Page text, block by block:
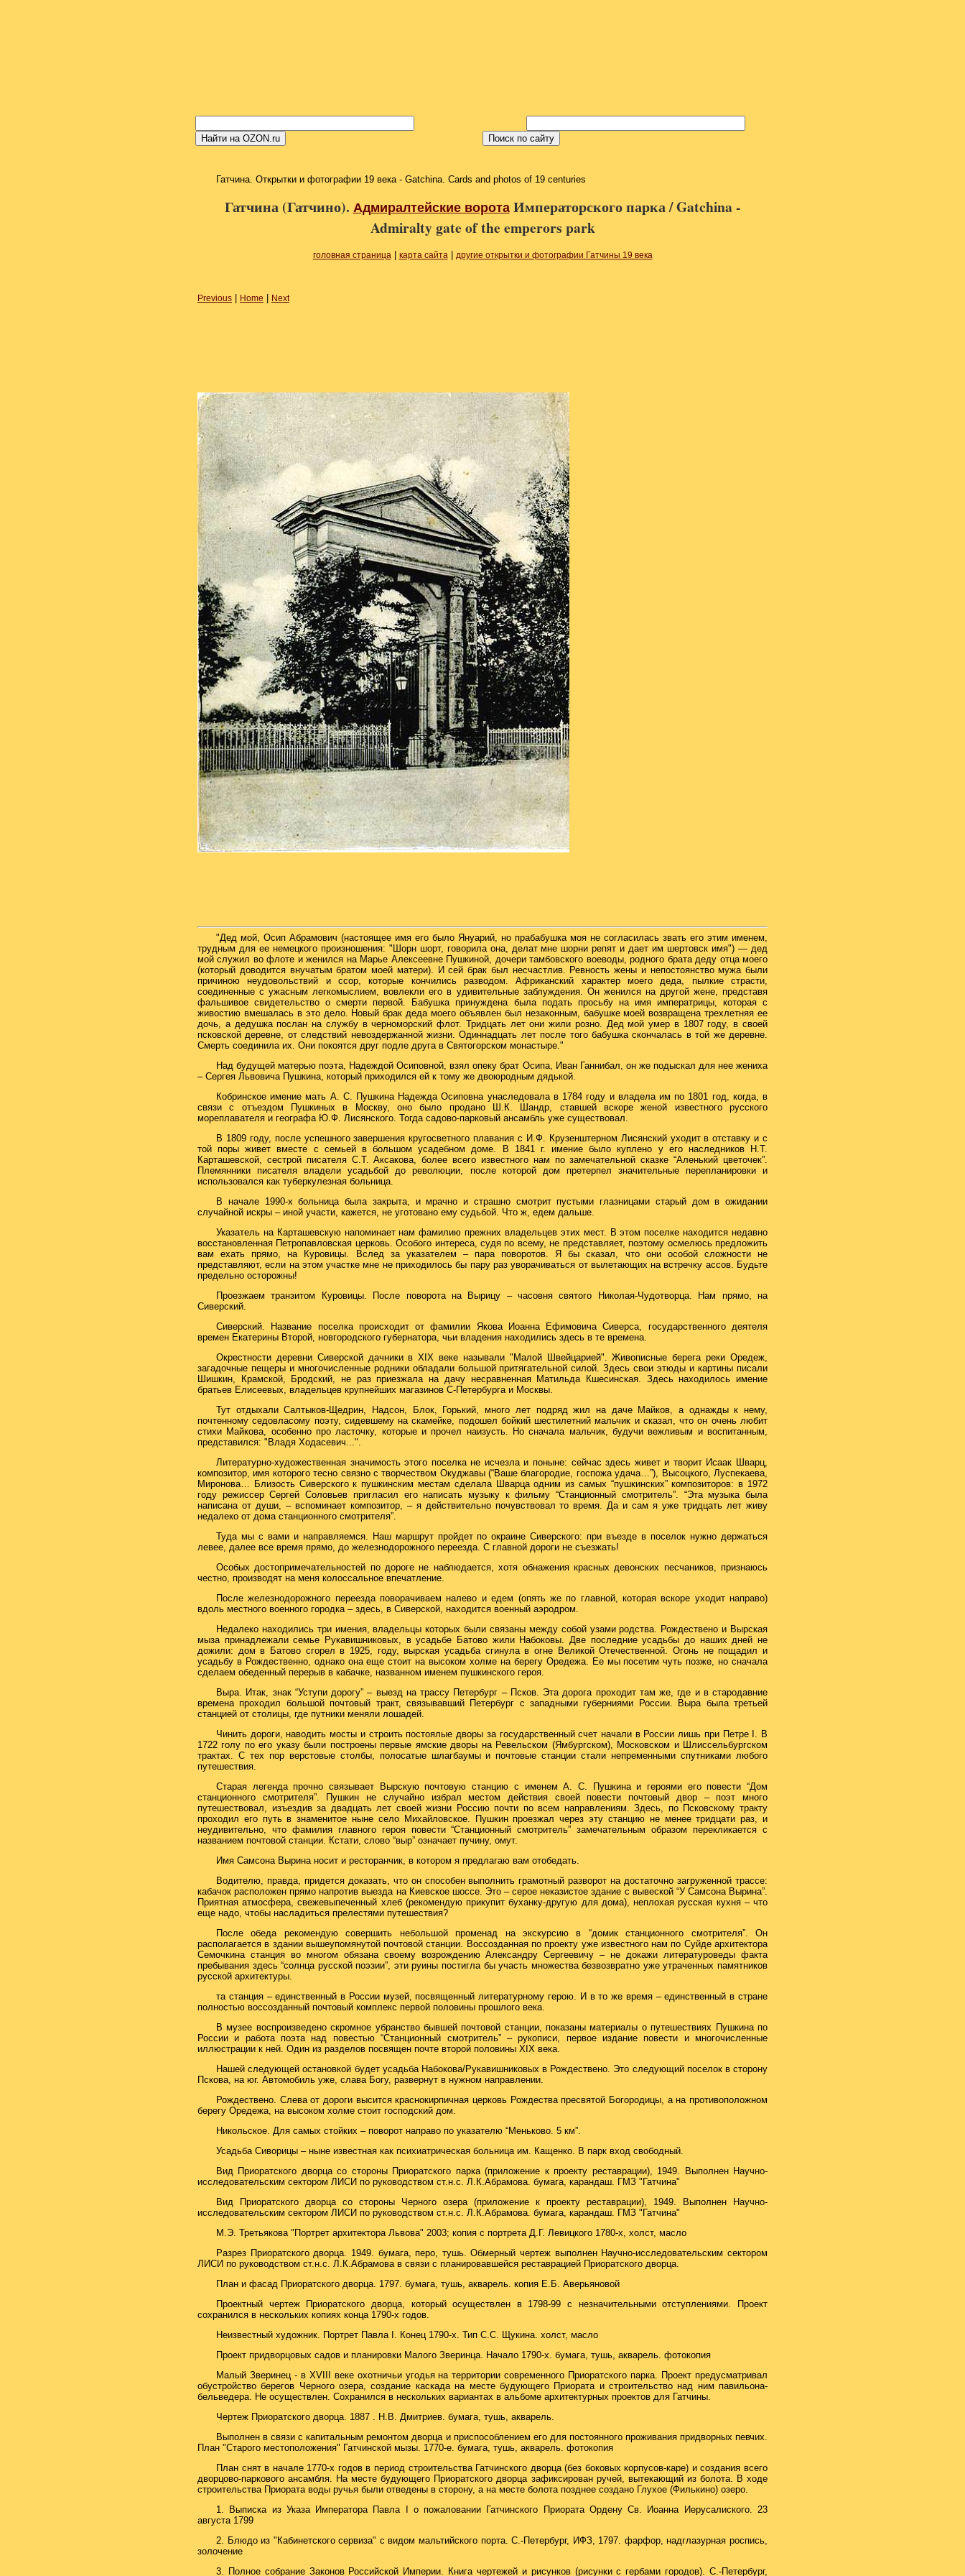
Гатчина. Открытки и фотографии 19 века - Gatchina. Cards and photos of 19 centuries
Гатчина (Гатчино). Адмиралтейские воротаИмператорского парка / Gatchina -
Admiralty gate of the emperors park
головная страница| карта сайта| другие открытки и фотографии Гатчины 19 века
Previous Home Next
"Дед мой, Осип Абрамович (настоящее имя его было Януарий, но прабабушка моя не согласилась звать его этим именем,
трудным для ее немецкого произношения: "Шорн шорт, говорила она, делат мне шорни репят и дает им шертовск имя") — дед
мой служил во флоте и женился на Марье Алексеевне Пушкиной, дочери тамбовского воеводы, родного брата деду отца моего
(который доводится внучатым братом моей матери). И сей брак был несчастлив. Ревность жены и непостоянство мужа были
причиною неудовольствий и ссор, которые кончились разводом. Африканский характер моего деда, пылкие страсти,
соединенные с ужасным легкомыслием, вовлекли его в удивительные заблуждения. Он женился на другой жене, представя
фальшивое свидетельство о смерти первой. Бабушка принуждена была подать просьбу на имя императрицы, которая с
живостию вмешалась в это дело. Новый брак деда моего объявлен был незаконным, бабушке моей возвращена трехлетняя ее
дочь, а дедушка послан на службу в черноморский флот. Тридцать лет они жили розно. Дед мой умер в 1807 году, в своей
псковской деревне, от следствий невоздержанной жизни. Одиннадцать лет после того бабушка скончалась в той же деревне.
Смерть соединила их. Они покоятся друг подле друга в Святогорском монастыре."
Над будущей матерью поэта, Надеждой Осиповной, взял опеку брат Осипа, Иван Ганнибал, он же подыскал для нее жениха
– Сергея Львовича Пушкина, который приходился ей к тому же двоюродным дядькой.
Кобринское имение мать А. С. Пушкина Надежда Осиповна унаследовала в 1784 году и владела им по 1801 год, когда, в
связи с отъездом Пушкиных в Москву, оно было продано Ш.К. Шандр, ставшей вскоре женой известного русского
мореплавателя и географа Ю.Ф. Лисянского. Тогда садово-парковый ансамбль уже существовал.
В 1809 году, после успешного завершения кругосветного плавания с И.Ф. Крузенштерном Лисянский уходит в отставку и с
той поры живет вместе с семьей в большом усадебном доме. В 1841 г. имение было куплено у его наследников Н.Т.
Карташевской, сестрой писателя С.Т. Аксакова, более всего известного нам по замечательной сказке “Аленький цветочек”.
Племянники писателя владели усадьбой до революции, после которой дом претерпел значительные перепланировки и
использовался как туберкулезная больница.
В начале 1990-х больница была закрыта, и мрачно и страшно смотрит пустыми глазницами старый дом в ожидании
случайной искры – иной участи, кажется, не уготовано ему судьбой. Что ж, едем дальше.
Указатель на Карташевскую напоминает нам фамилию прежних владельцев этих мест. В этом поселке находится недавно
восстановленная Петропавловская церковь. Особого интереса, судя по всему, не представляет, поэтому осмелюсь предложить
вам ехать прямо, на Куровицы. Вслед за указателем – пара поворотов. Я бы сказал, что они особой сложности не
представляют, если на этом участке мне не приходилось бы пару раз уворачиваться от вылетающих на встречку ассов. Будьте
предельно осторожны!
Проезжаем транзитом Куровицы. После поворота на Вырицу – часовня святого Николая-Чудотворца. Нам прямо, на
Сиверский.
Сиверский. Название поселка происходит от фамилии Якова Иоанна Ефимовича Сиверса, государственного деятеля
времен Екатерины Второй, новгородского губернатора, чьи владения находились здесь в те времена.
Окрестности деревни Сиверской дачники в XIX веке называли "Малой Швейцарией". Живописные берега реки Оредеж,
загадочные пещеры и многочисленные родники обладали большой притягательной силой. Здесь свои этюды и картины писали
Шишкин, Крамской, Бродский, не раз приезжала на дачу несравненная Матильда Кшесинская. Здесь находилось имение
братьев Елисеевых, владельцев крупнейших магазинов С-Петербурга и Москвы.
Тут отдыхали Салтыков-Щедрин, Надсон, Блок, Горький, много лет подряд жил на даче Майков, а однажды к нему,
почтенному седовласому поэту, сидевшему на скамейке, подошел бойкий шестилетний мальчик и сказал, что он очень любит
стихи Майкова, особенно про ласточку, которые и прочел наизусть. Но сначала мальчик, будучи вежливым и воспитанным,
представился: "Владя Ходасевич...".
Литературно-художественная значимость этого поселка не исчезла и поныне: сейчас здесь живет и творит Исаак Шварц,
композитор, имя которого тесно связно с творчеством Окуджавы (“Ваше благородие, госпожа удача…”), Высоцкого, Луспекаева,
Миронова… Близость Сиверского к пушкинским местам сделала Шварца одним из самых “пушкинских” композиторов: в 1972
году режиссер Сергей Соловьев пригласил его написать музыку к фильму “Станционный смотритель”. “Эта музыка была
написана от души, – вспоминает композитор, – я действительно почувствовал то время. Да и сам я уже тридцать лет живу
недалеко от дома станционного смотрителя”.
Туда мы с вами и направляемся. Наш маршрут пройдет по окраине Сиверского: при въезде в поселок нужно держаться
левее, далее все время прямо, до железнодорожного переезда. С главной дороги не съезжать!
Особых достопримечательностей по дороге не наблюдается, хотя обнажения красных девонских песчаников, признаюсь
честно, производят на меня колоссальное впечатление.
После железнодорожного переезда поворачиваем налево и едем (опять же по главной, которая вскоре уходит направо)
вдоль местного военного городка – здесь, в Сиверской, находится военный аэродром.
Недалеко находились три имения, владельцы которых были связаны между собой узами родства. Рождествено и Вырская
мыза принадлежали семье Рукавишниковых, в усадьбе Батово жили Набоковы. Две последние усадьбы до наших дней не
дожили: дом в Батово сгорел в 1925, году, вырская усадьба сгинула в огне Великой Отечественной. Огонь не пощадил и
усадьбу в Рождественно, однако она еще стоит на высоком холме на берегу Оредежа. Ее мы посетим чуть позже, но сначала
сделаем обеденный перерыв в кабачке, названном именем пушкинского героя.
Выра. Итак, знак “Уступи дорогу” – выезд на трассу Петербург – Псков. Эта дорога проходит там же, где и в стародавние
времена проходил большой почтовый тракт, связывавший Петербург с западными губерниями России. Выра была третьей
станцией от столицы, где путники меняли лошадей.
Чинить дороги, наводить мосты и строить постоялые дворы за государственный счет начали в России лишь при Петре I. В
1722 голу по его указу были построены первые ямские дворы на Ревельском (Ямбургском), Московском и Шлиссельбургском
трактах. С тех пор верстовые столбы, полосатые шлагбаумы и почтовые станции стали непременными спутниками любого
путешествия.
Старая легенда прочно связывает Вырскую почтовую станцию с именем А. С. Пушкина и героями его повести “Дом
станционного смотрителя”. Пушкин не случайно избрал местом действия своей повести почтовый двор – поэт много
путешествовал, изъездив за двадцать лет своей жизни Россию почти по всем направлениям. Здесь, по Псковскому тракту
проходил его путь в знаменитое ныне село Михайловское. Пушкин проезжал через эту станцию не менее тридцати раз, и
неудивительно, что фамилия главного героя повести “Станционный смотритель” замечательным образом перекликается с
названием почтовой станции. Кстати, слово “выр” означает пучину, омут.
Имя Самсона Вырина носит и ресторанчик, в котором я предлагаю вам отобедать.
Водителю, правда, придется доказать, что он способен выполнить грамотный разворот на достаточно загруженной трассе:
кабачок расположен прямо напротив выезда на Киевское шоссе. Это – серое неказистое здание с вывеской “У Самсона Вырина”.
Приятная атмосфера, свежевыпеченный хлеб (рекомендую прикупит буханку-другую для дома), неплохая русская кухня – что
еще надо, чтобы насладиться прелестями путешествия?
После обеда рекомендую совершить небольшой променад на экскурсию в “домик станционного смотрителя”. Он
располагается в здании вышеупомянутой почтовой станции. Воссозданная по проекту уже известного нам по Суйде архитектора
Семочкина станция во многом обязана своему возрождению Александру Сергеевичу – не докажи литературоведы факта
пребывания здесь “солнца русской поэзии”, эти руины постигла бы участь множества безвозвратно уже утраченных памятников
русской архитектуры.
та станция – единственный в России музей, посвященный литературному герою. И в то же время – единственный в стране
полностью воссозданный почтовый комплекс первой половины прошлого века.
В музее воспроизведено скромное убранство бывшей почтовой станции, показаны материалы о путешествиях Пушкина по
России и работа поэта над повестью “Станционный смотритель” – рукописи, первое издание повести и многочисленные
иллюстрации к ней. Один из разделов посвящен почте второй половины XIX века.
Нашей следующей остановкой будет усадьба Набокова/Рукавишниковых в Рождествено. Это следующий поселок в сторону
Пскова, на юг. Автомобиль уже, слава Богу, развернут в нужном направлении.
Рождествено. Слева от дороги высится краснокирпичная церковь Рождества пресвятой Богородицы, а на противоположном
берегу Оредежа, на высоком холме стоит господский дом.
Никольское. Для самых стойких – поворот направо по указателю “Меньково. 5 км”.
Усадьба Сиворицы – ныне известная как психиатрическая больница им. Кащенко. В парк вход свободный.
Вид Приоратского дворца со стороны Приоратского парка (приложение к проекту реставрации), 1949. Выполнен Научно-
исследовательским сектором ЛИСИ по руководством ст.н.с. Л.К.Абрамова. бумага, карандаш. ГМЗ "Гатчина"
Вид Приоратского дворца со стороны Черного озера (приложение к проекту реставрации), 1949. Выполнен Научно-
исследовательским сектором ЛИСИ по руководством ст.н.с. Л.К.Абрамова. бумага, карандаш. ГМЗ "Гатчина"
М.Э. Третьякова "Портрет архитектора Львова" 2003; копия с портрета Д.Г. Левицкого 1780-х, холст, масло
Разрез Приоратского дворца. 1949. бумага, перо, тушь. Обмерный чертеж выполнен Научно-исследовательским сектором
ЛИСИ по руководством ст.н.с. Л.К.Абрамова в связи с планировавшейся реставрацией Приоратского дворца.
План и фасад Приоратского дворца. 1797. бумага, тушь, акварель. копия Е.Б. Аверьяновой
Проектный чертеж Приоратского дворца, который осуществлен в 1798-99 с незначительными отступлениями. Проект
сохранился в нескольких копиях конца 1790-х годов.
Неизвестный художник. Портрет Павла I. Конец 1790-х. Тип С.С. Щукина. холст, масло
Проект придворцовых садов и планировки Малого Зверинца. Начало 1790-х. бумага, тушь, акварель. фотокопия
Малый Зверинец - в XVIII веке охотничьи угодья на территории современного Приоратского парка. Проект предусматривал
обустройство берегов Черного озера, создание каскада на месте будующего Приората и строительство над ним павильона-
бельведера. Не осуществлен. Сохранился в нескольких вариантах в альбоме архитектурных проектов для Гатчины.
Чертеж Приоратского дворца. 1887 . Н.В. Дмитриев. бумага, тушь, акварель.
Выполнен в связи с капитальным ремонтом дворца и приспособлением его для постоянного проживания придворных певчих.
План "Старого местоположения" Гатчинской мызы. 1770-е. бумага, тушь, акварель. фотокопия
План снят в начале 1770-х годов в период строительства Гатчинского дворца (без боковых корпусов-каре) и создания всего
дворцово-паркового ансамбля. На месте будующего Приоратского дворца зафиксирован ручей, вытекающий из болота. В ходе
строительства Приората воды ручья были отведены в сторону, а на месте болота позднее создано Глухое (Филькино) озеро.
1. Выписка из Указа Императора Павла I о пожаловании Гатчинского Приората Ордену Св. Иоанна Иерусалиского. 23
августа 1799
2. Блюдо из "Кабинетского сервиза" с видом мальтийского порта. С.-Петербург, ИФЗ, 1797. фарфор, надглазурная роспись,
золочение
3. Полное собрание Законов Российской Империи. Книга чертежей и рисунков (рисунки с гербами городов). С.-Петербург,